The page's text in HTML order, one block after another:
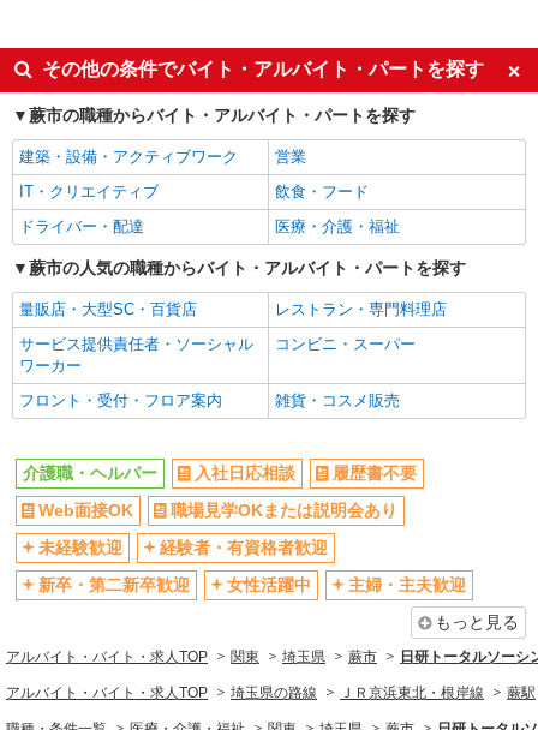
株式会社kotrio /●SW-S-2087153
蕨駅／無理なく働く♪自立度高めな有料老人ホ
ームパート職員
時給1550円〜2312円 ＜交通費全支給(ガソリ
ン代含む)＞
蕨市 ＜蕨駅チカ＞
詳細を見る
職業紹介
株式会社kotrio /●SW-S-2087132
イサービスSTAFF
時給1550円〜2312円 ＜交通費全支給(ガソリ
蕨市 ＜蕨駅チカ＞
キープ 詳細を見る
派遣社員
株式会社トラストグロース 新宿本社 第3営業部
時給：初任者研修1450円〜1500円/実務者研修
格や経験などによる
埼玉県蕨市
派遣社員
紹介予定派遣
同じ特徴から蕨駅の求人を探す
入社日応相談
履歴書不要
Web面接OK
職場見学OKまたは説明会あり
未経験歓迎
経験者・有資格者歓迎
新卒・第二新卒歓迎
女性活躍中
主婦・主夫歓迎
フリーター歓迎
学歴不問
ブランクOK
ミドル（40代～）活躍中
エルダー（50代～）活躍中
シニア（60代～）活躍中
昇給あり
週払い
週2～3日勤務OK
時間や曜日が選べる・シフト自由
深夜
禁煙・分煙
残業ほぼなし
転勤なし
登録制
交通費支給
社会保険あり
資格取得支援制度あり
同じ職種から求人を探す
その他の条件でバイト・アルバイト・パートを探す
蕨市の職種からバイト・アルバイト・パートを探す
建築・設備・アクティブワーク
営業
IT・クリエイティブ
飲食・フード
ドライバー・配達
医療・介護・福祉
蕨市の人気の職種からバイト・アルバイト・パートを探す
量販店・大型SC・百貨店
レストラン・専門料理店
サービス提供責任者・ソーシャル
ワーカー
コンビニ・スーパー
フロント・受付・フロア案内 雑貨・コスメ販売
介護職・ヘルパー 入社日応相談
履歴書不要
Web面接OK
職場見学OKまたは説明会あり
未経験歓迎
経験者・有資格者歓迎
新卒・第二新卒歓迎
女性活躍中
主婦・主夫歓迎
もっと見る
アルバイト・バイト・求人TOP 関東 埼玉県 蕨市 日研トータルソー
アルバイト・バイト・求人TOP 埼玉県の路線 ＪＲ京浜東北・根岸線 蕨駅